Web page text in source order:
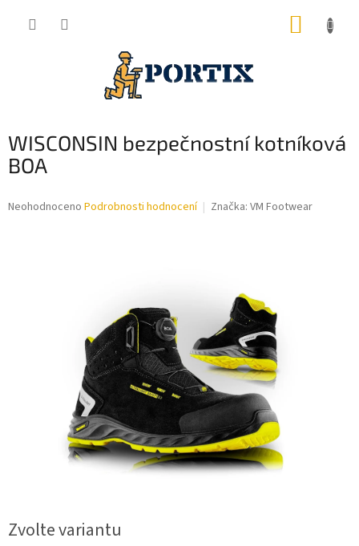
WISCONSIN bezpečnostní kotníková
BOA
Průměrné
Neohodnoceno Podrobnosti hodnocení Značka: VM Footwear
Zvolte variantu